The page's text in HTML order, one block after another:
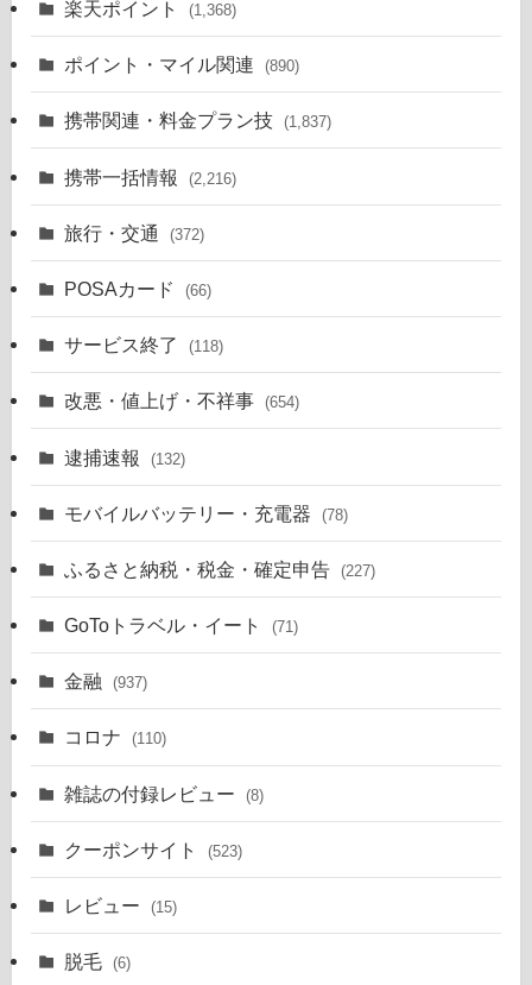
楽天ポイント (1,368)
ポイント・マイル関連 (890)
携帯関連・料金プラン技 (1,837)
携帯一括情報 (2,216)
旅行・交通 (372)
POSAカード (66)
サービス終了 (118)
改悪・値上げ・不祥事 (654)
逮捕速報 (132)
モバイルバッテリー・充電器 (78)
ふるさと納税・税金・確定申告 (227)
GoToトラベル・イート (71)
金融 (937)
コロナ (110)
雑誌の付録レビュー (8)
クーポンサイト (523)
レビュー (15)
脱毛 (6)